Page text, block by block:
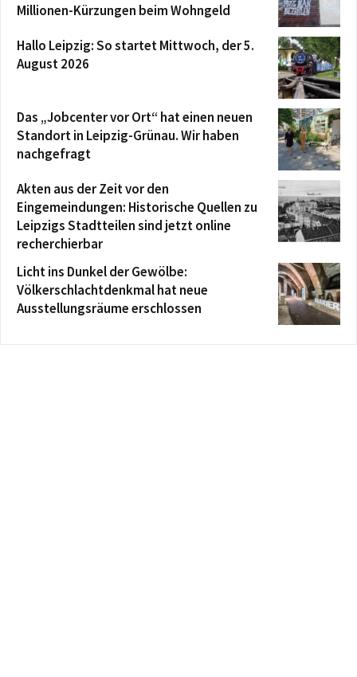
Millionen-Kürzungen beim Wohngeld
Hallo Leipzig: So startet Mittwoch, der 5.
August 2026
Das „Jobcenter vor Ort“ hat einen neuen
Standort in Leipzig-Grünau. Wir haben
nachgefragt
Akten aus der Zeit vor den
Eingemeindungen: Historische Quellen zu
Leipzigs Stadtteilen sind jetzt online
recherchierbar
Licht ins Dunkel der Gewölbe:
Völkerschlachtdenkmal hat neue
Ausstellungsräume erschlossen